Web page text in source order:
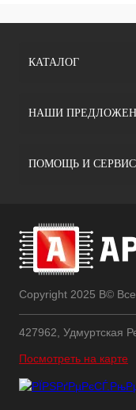
КАТАЛОГ
НАШИ
ПОМОЩЬ И
Copyright 2025 В©
427962, Удмуртская
Посмотреть на карте